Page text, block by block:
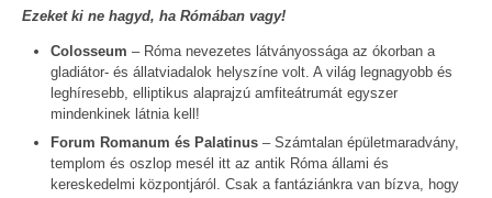
Ezeket ki ne hagyd, ha Rómában vagy!
Colosseum – Róma nevezetes látványossága az ókorban a
gladiátor- és állatviadalok helyszíne volt. A világ legnagyobb és
leghíresebb, elliptikus alaprajzú amfiteátrumát egyszer
mindenkinek látnia kell!
Forum Romanum és Palatinus – Számtalan épületmaradvány,
templom és oszlop mesél itt az antik Róma állami és
kereskedelmi központjáról. Csak a fantáziánkra van bízva, hogy